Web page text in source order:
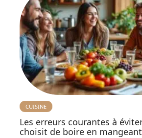
CUISINE
Les erreurs courantes à
choisit de boire en mangeant